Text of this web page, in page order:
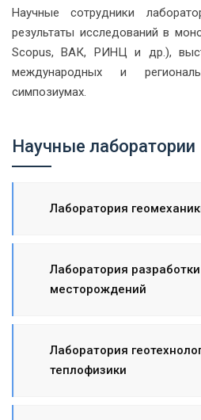
Научные сотрудники
результаты исследований в
Scopus, ВАК, РИНЦ и др.),
международных и
симпозиумах.
Научные лаборатории
Лаборатория
Лаборатория
месторождений
Лаборатория
теплофизики